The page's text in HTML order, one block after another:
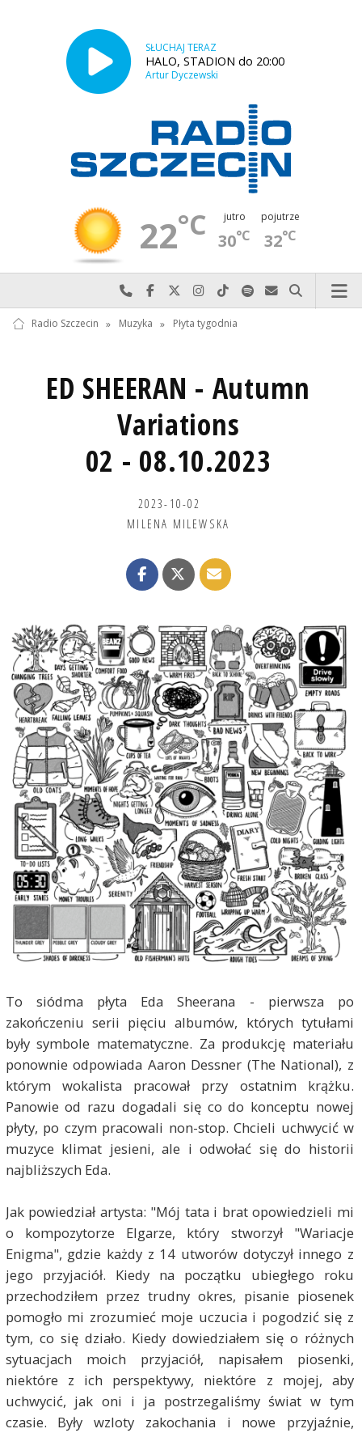
SŁUCHAJ TERAZ
HALO, STADION do 20:00
Artur Dyczewski
22°C jutro
30°C
pojutrze
32°C
Najlepiej po prostu do nas zadzwoń
Odwiedź nas na Facebook-u
Odwiedź nas na X
Odwiedź nas na Instagram-ie
Odwiedź nas na TikTok-u
Szukaj nas na Spotify
Wyślij do nas
Szukaj
Radio Szczecin » Muzyka » Płyta tygodnia
ED SHEERAN - Autumn
Variations
02 - 08.10.2023
2023-10-02
MILENA MILEWSKA
To siódma płyta Eda Sheerana - pierwsza po
zakończeniu serii pięciu albumów, których tytułami
były symbole matematyczne. Za produkcję materiału
ponownie odpowiada Aaron Dessner (The National), z
którym wokalista pracował przy ostatnim krążku.
Panowie od razu dogadali się co do konceptu nowej
płyty, po czym pracowali non-stop. Chcieli uchwycić w
muzyce klimat jesieni, ale i odwołać się do historii
najbliższych Eda.
Jak powiedział artysta: "Mój tata i brat opowiedzieli mi
o kompozytorze Elgarze, który stworzył "Wariacje
Enigma", gdzie każdy z 14 utworów dotyczył innego z
jego przyjaciół. Kiedy na początku ubiegłego roku
przechodziłem przez trudny okres, pisanie piosenek
pomogło mi zrozumieć moje uczucia i pogodzić się z
tym, co się działo. Kiedy dowiedziałem się o różnych
sytuacjach moich przyjaciół, napisałem piosenki,
niektóre z ich perspektywy, niektóre z mojej, aby
uchwycić, jak oni i ja postrzegaliśmy świat w tym
czasie. Były wzloty zakochania i nowe przyjaźnie,